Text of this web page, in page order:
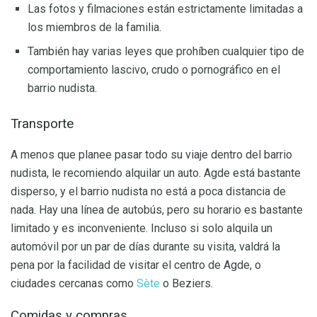
Las fotos y filmaciones están estrictamente limitadas a
los miembros de la familia.
También hay varias leyes que prohíben cualquier tipo de
comportamiento lascivo, crudo o pornográfico en el
barrio nudista.
Transporte
A menos que planee pasar todo su viaje dentro del barrio
nudista, le recomiendo alquilar un auto. Agde está bastante
disperso, y el barrio nudista no está a poca distancia de
nada. Hay una línea de autobús, pero su horario es bastante
limitado y es inconveniente. Incluso si solo alquila un
automóvil por un par de días durante su visita, valdrá la
pena por la facilidad de visitar el centro de Agde, o
ciudades cercanas como Sète o Beziers.